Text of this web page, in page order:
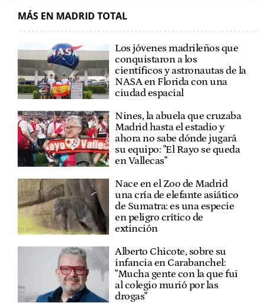
MÁS EN MADRID TOTAL
Los jóvenes madrileños que
conquistaron a los
científicos y astronautas de la
NASA en Florida con una
ciudad espacial
Nines, la abuela que cruzaba
Madrid hasta el estadio y
ahora no sabe dónde jugará
su equipo: "El Rayo se queda
en Vallecas"
Nace en el Zoo de Madrid
una cría de elefante asiático
de Sumatra: es una especie
en peligro crítico de
extinción
Alberto Chicote, sobre su
infancia en Carabanchel:
"Mucha gente con la que fui
al colegio murió por las
drogas"